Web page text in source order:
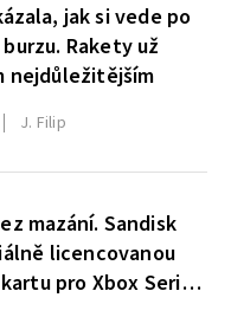
jak si vede po
Rakety už
nejdůležitějším
J. Filip
mazání. Sandisk
licencovanou
pro Xbox Series